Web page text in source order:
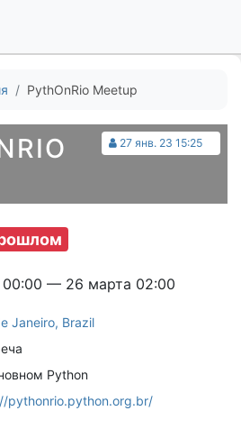
PythOnRio Meetup
27 янв. 23 15:25
00:00 — 26 марта 02:00
Janeiro, Brazil
Python
pythonrio.python.org.br/